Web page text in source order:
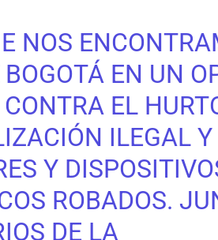
NOS
EN UN
EL
ILEGAL
Y
ROBADOS.
DE LA